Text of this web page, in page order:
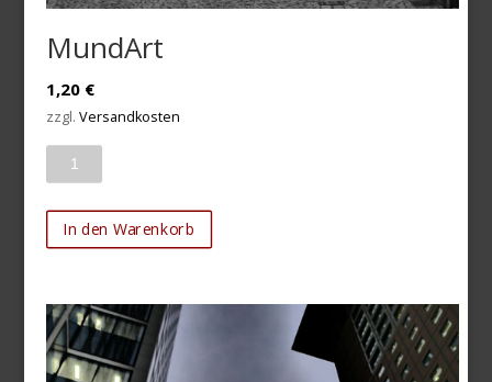
MundArt
1,20 €
zzgl.Versandkosten
In den Warenkorb